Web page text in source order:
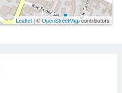
Leaflet | ©OpenStreetMapcontributors